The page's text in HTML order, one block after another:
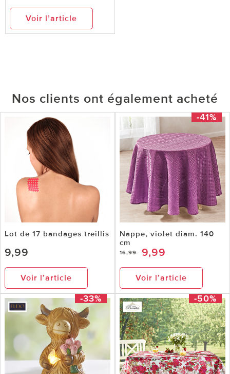
Voir l’article
Nos clients ont également acheté
Lot de 17 bandages treillis
9,99
Voir l’article
-41%
Nappe, violet diam. 140
cm
16,99 9,99
Voir l’article
-33% -50%